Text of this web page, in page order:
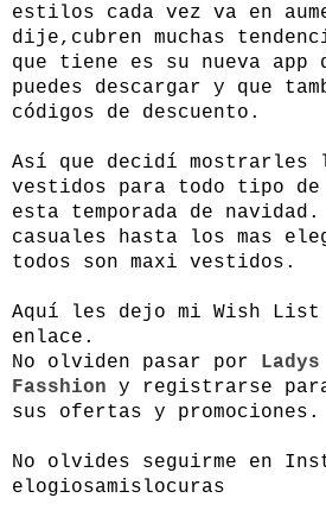
estilos cada vez va en
dije,cubren muchas
que tiene es su nueva app
puedes descargar y que
códigos de descuento.
Así que decidí mostrarles
vestidos para todo tipo
esta temporada de navidad.
casuales hasta los mas
todos son maxi vestidos.
Aquí les dejo mi Wish
enlace.
No olviden pasar por
Fasshion y registrarse para
sus ofertas y promociones.
No olvides seguirme en
elogiosamislocuras